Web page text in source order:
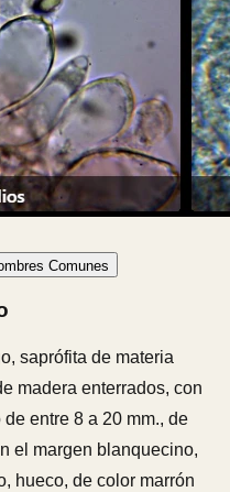
Comunes
saprófita de materia
madera enterrados, con
entre 8 a 20 mm., de
el margen blanquecino,
hueco, de color marrón